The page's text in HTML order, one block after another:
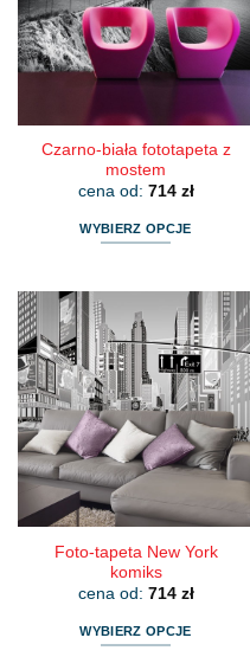
można
wybrać
na
stronie
Czarno-biała fototapeta z
mostem
cena od: 714 zł
WYBIERZ OPCJE
wiele
wariantów.
Opcje
można
wybrać
na
stronie
produktu
Foto-tapeta New York
komiks
cena od: 714 zł
WYBIERZ OPCJE